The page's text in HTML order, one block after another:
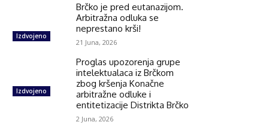
Izdvojeno
Brčko je pred eutanazijom.
Arbitražna odluka se
neprestano krši!
21 Juna, 2026
Izdvojeno
Proglas upozorenja grupe
intelektualaca iz Brčkom
zbog kršenja Konačne
arbitražne odluke i
entitetizacije Distrikta Brčko
2 Juna, 2026